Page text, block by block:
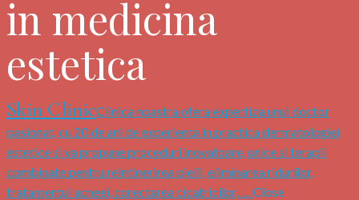
in medicina
estetica
Skin ClinicClinica noastra ofera expertiza unui doctor
pasionat, cu 20 de ani de experienta in practica dermatologiei
estetice si va propune proceduri inovatoare, unice si terapii
combinate pentru reintinerirea pielii, eliminarea ridurilor,
tratamentul acneei, corectarea cicatricilor, …
Close